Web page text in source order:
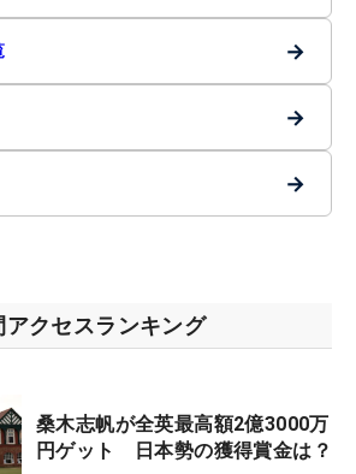
→
→
→
アクセスランキング
桑木志帆が全英最高額2億3000万
円ゲット 日本勢の獲得賞金は？